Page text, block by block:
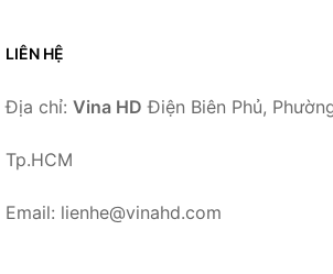
LIÊN HỆ
Địa chỉ: Vina HD Điện Biên Phủ,
Tp.HCM
Email: lienhe@vinahd.com